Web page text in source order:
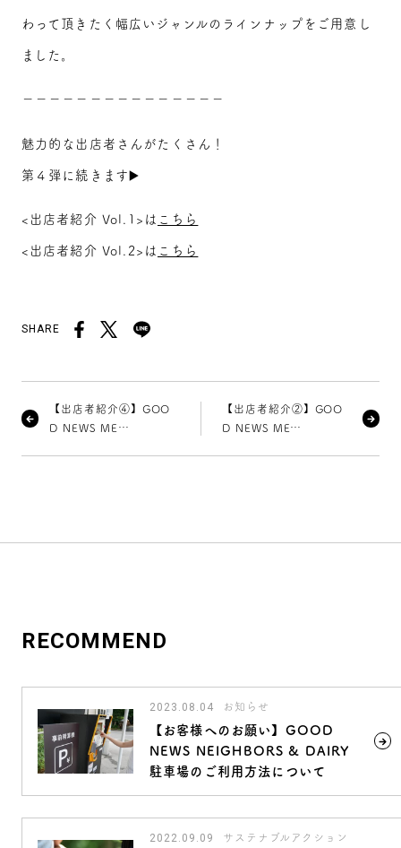
わって頂きたく幅広いジャンルのラインナップをご用意し
ました。
－－－－－－－－－－－－－－－
魅力的な出店者さんがたくさん！
第４弾に続きます▶️
<出店者紹介 Vol.1>は こちら
<出店者紹介 Vol.2>は こちら
SHARE
【出店者紹介④】GOO
D NEWS ME…
【出店者紹介②】GOO
D NEWS ME…
RECOMMEND
2023.08.04 お知らせ
【お客様へのお願い】GOOD
NEWS NEIGHBORS & DAIRY
駐車場のご利用方法について
2022.09.09 サステナブルアクション